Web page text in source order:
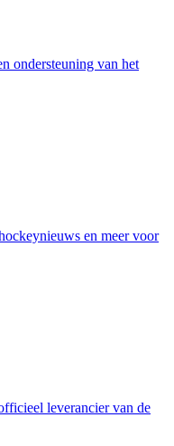
ondersteuning van het
en meer voor
leverancier van de